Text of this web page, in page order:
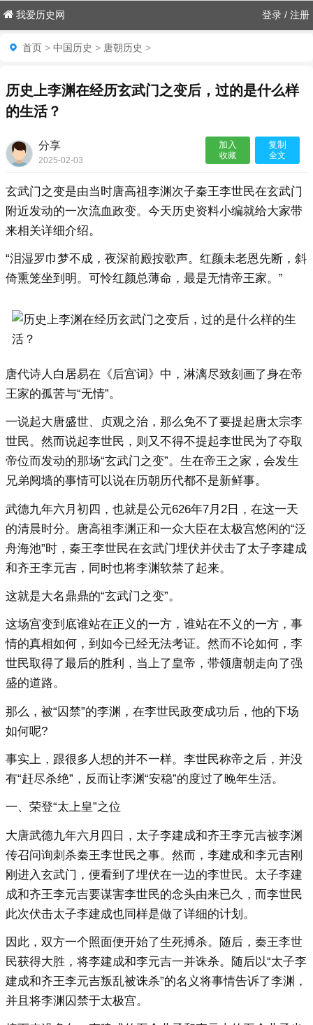
我爱历史网 登录 / 注册
首页 > 中国历史 > 唐朝历史 >
历史上李渊在经历玄武门之变后，过的是什么样
的生活？
分享
2025-02-03
加入
收藏
复制
全文
玄武门之变是由当时唐高祖李渊次子秦王李世民在玄武门
附近发动的一次流血政变。今天历史资料小编就给大家带
来相关详细介绍。
“泪湿罗巾梦不成，夜深前殿按歌声。红颜未老恩先断，斜
倚熏笼坐到明。可怜红颜总薄命，最是无情帝王家。”
唐代诗人白居易在《后宫词》中，淋漓尽致刻画了身在帝
王家的孤苦与“无情”。
一说起大唐盛世、贞观之治，那么免不了要提起唐太宗李
世民。然而说起李世民，则又不得不提起李世民为了夺取
帝位而发动的那场“玄武门之变”。生在帝王之家，会发生
兄弟阋墙的事情可以说在历朝历代都不是新鲜事。
武德九年六月初四，也就是公元626年7月2日，在这一天
的清晨时分。唐高祖李渊正和一众大臣在太极宫悠闲的“泛
舟海池”时，秦王李世民在玄武门埋伏并伏击了太子李建成
和齐王李元吉，同时也将李渊软禁了起来。
这就是大名鼎鼎的“玄武门之变”。
这场宫变到底谁站在正义的一方，谁站在不义的一方，事
情的真相如何，到如今已经无法考证。然而不论如何，李
世民取得了最后的胜利，当上了皇帝，带领唐朝走向了强
盛的道路。
那么，被“囚禁”的李渊，在李世民政变成功后，他的下场
如何呢?
事实上，跟很多人想的并不一样。李世民称帝之后，并没
有“赶尽杀绝”，反而让李渊“安稳”的度过了晚年生活。
一、荣登“太上皇”之位
大唐武德九年六月四日，太子李建成和齐王李元吉被李渊
传召问询刺杀秦王李世民之事。然而，李建成和李元吉刚
刚进入玄武门，便看到了埋伏在一边的李世民。太子李建
成和齐王李元吉要谋害李世民的念头由来已久，而李世民
此次伏击太子李建成也同样是做了详细的计划。
因此，双方一个照面便开始了生死搏杀。随后，秦王李世
民获得大胜，将李建成和李元吉一并诛杀。随后以“太子李
建成和齐王李元吉叛乱被诛杀”的名义将事情告诉了李渊，
并且将李渊囚禁于太极宫。